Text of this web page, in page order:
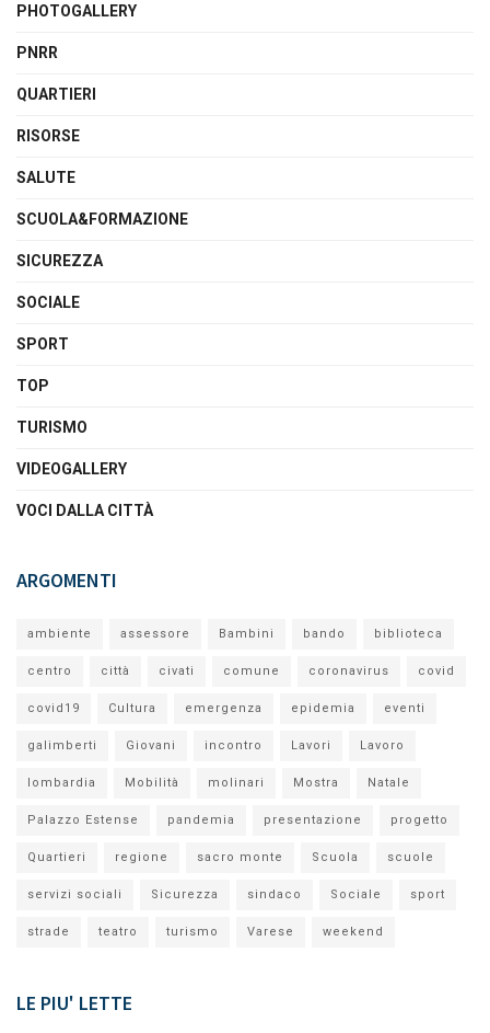
PHOTOGALLERY
PNRR
QUARTIERI
RISORSE
SALUTE
SCUOLA&FORMAZIONE
SICUREZZA
SOCIALE
SPORT
TOP
TURISMO
VIDEOGALLERY
VOCI DALLA CITTÀ
ARGOMENTI
ambiente assessore Bambini bando biblioteca
centro città civati comune coronavirus covid
covid19 Cultura emergenza epidemia eventi
galimberti Giovani incontro Lavori Lavoro
lombardia Mobilità molinari Mostra Natale
Palazzo Estense pandemia presentazione progetto
Quartieri regione sacro monte Scuola scuole
servizi sociali Sicurezza sindaco Sociale sport
strade teatro turismo Varese weekend
LE PIU' LETTE